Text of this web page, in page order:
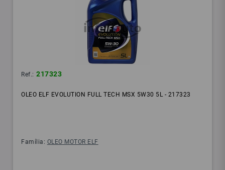
Ref.: 217323
OLEO ELF EVOLUTION FULL TECH MSX 5W30 5L - 217323
Família: OLEO MOTOR ELF